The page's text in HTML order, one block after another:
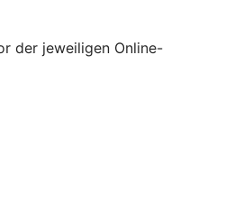
der jeweiligen Online-